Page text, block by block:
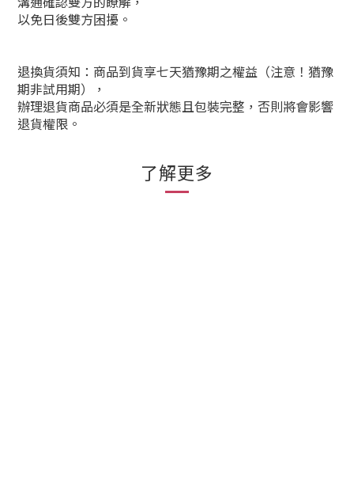
以免日後雙方困擾。
退換貨須知：商品到貨享七天猶豫期之權益（注意！猶豫
期非試用期），
辦理退貨商品必須是全新狀態且包裝完整，否則將會影響
退貨權限。
了解更多